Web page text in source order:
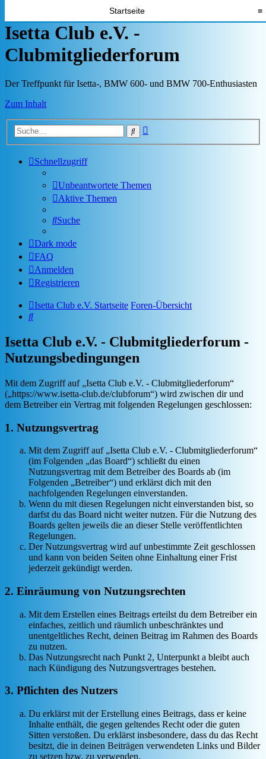
Startseite ≡
Isetta Club e.V. -
Clubmitgliederforum
Der Treffpunkt für Isetta-, BMW 600- und BMW 700-Enthusiasten
Zum Inhalt
Suche
Schnellzugriff
Unbeantwortete Themen
Aktive Themen
Suche
Dark mode
FAQ
Anmelden
Registrieren
Isetta Club e.V. Startseite Foren-Übersicht
Suche
Isetta Club e.V. - Clubmitgliederforum -
Nutzungsbedingungen
Mit dem Zugriff auf „Isetta Club e.V. - Clubmitgliederforum“
(„https://www.isetta-club.de/clubforum“) wird zwischen dir und
dem Betreiber ein Vertrag mit folgenden Regelungen geschlossen:
1. Nutzungsvertrag
Mit dem Zugriff auf „Isetta Club e.V. - Clubmitgliederforum“
(im Folgenden „das Board“) schließt du einen
Nutzungsvertrag mit dem Betreiber des Boards ab (im
Folgenden „Betreiber“) und erklärst dich mit den
nachfolgenden Regelungen einverstanden.
Wenn du mit diesen Regelungen nicht einverstanden bist, so
darfst du das Board nicht weiter nutzen. Für die Nutzung des
Boards gelten jeweils die an dieser Stelle veröffentlichten
Regelungen.
Der Nutzungsvertrag wird auf unbestimmte Zeit geschlossen
und kann von beiden Seiten ohne Einhaltung einer Frist
jederzeit gekündigt werden.
2. Einräumung von Nutzungsrechten
Mit dem Erstellen eines Beitrags erteilst du dem Betreiber ein
einfaches, zeitlich und räumlich unbeschränktes und
unentgeltliches Recht, deinen Beitrag im Rahmen des Boards
zu nutzen.
Das Nutzungsrecht nach Punkt 2, Unterpunkt a bleibt auch
nach Kündigung des Nutzungsvertrages bestehen.
3. Pflichten des Nutzers
Du erklärst mit der Erstellung eines Beitrags, dass er keine
Inhalte enthält, die gegen geltendes Recht oder die guten
Sitten verstoßen. Du erklärst insbesondere, dass du das Recht
besitzt, die in deinen Beiträgen verwendeten Links und Bilder
zu setzen bzw. zu verwenden.